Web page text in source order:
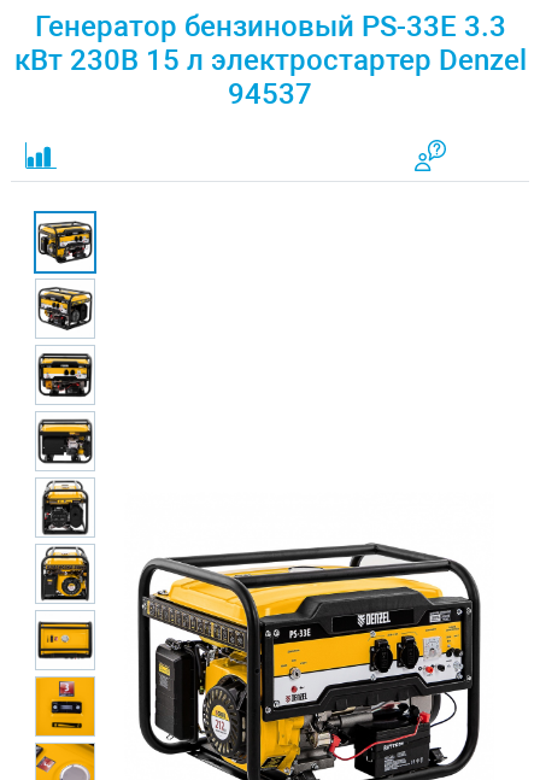
Генератор бензиновый PS-33E 3.3
кВт 230В 15 л электростартер Denzel
94537